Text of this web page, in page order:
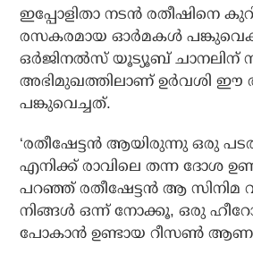
ഇപ്പോളിതാ നടൻ രതീഷിനെ
രസകരമായ ഓർമകൾ
ഒർജിനൽസ് യൂട്യൂബ് ചാനലിന്
അഭിമുഖത്തിലാണ് ഉർവശി ഈ
പങ്കുവെച്ചത്.
‘രതീഷേട്ടൻ ആയിരുന്നു ഒരു
എനിക്ക് രാവിലെ തന്ന ദോശ
പറഞ്ഞ് രതീഷേട്ടൻ ആ സിനിമ
നിങ്ങൾ ഒന്ന് നോക്കൂ, ഒരു ഹീറോ
പോകാൻ ഉണ്ടായ റീസൺ